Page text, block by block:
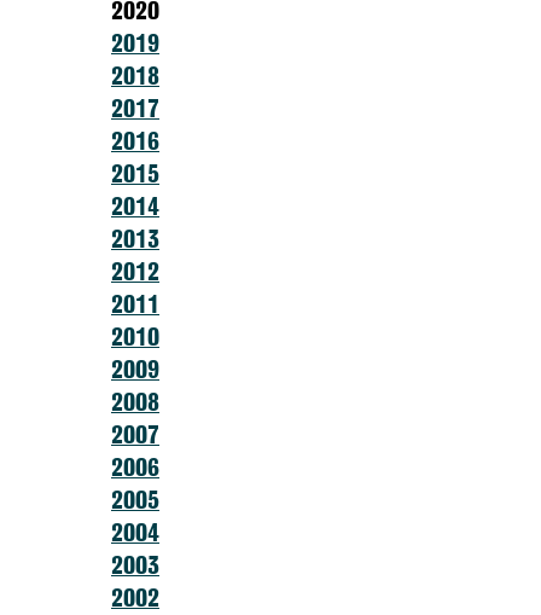
2020
2019
2018
2017
2016
2015
2014
2013
2012
2011
2010
2009
2008
2007
2006
2005
2004
2003
2002